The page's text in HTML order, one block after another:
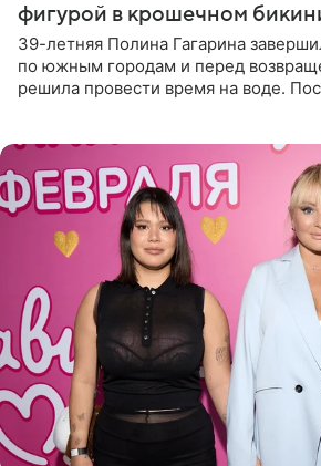
фигурой в крошечном
39-летняя Полина Гагарина
по южным городам и перед
решила провести время на воде.